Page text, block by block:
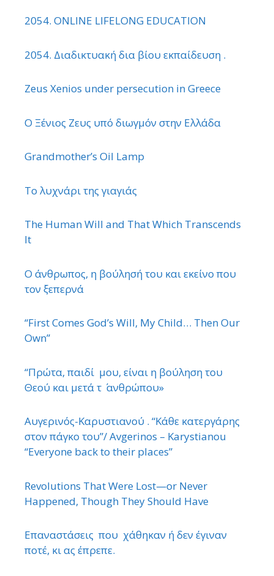
2054. ONLINE LIFELONG EDUCATION
2054. Διαδικτυακή δια βίου εκπαίδευση .
Zeus Xenios under persecution in Greece
Ο Ξένιος Ζευς υπό διωγμόν στην Ελλάδα
Grandmother’s Oil Lamp
Το λυχνάρι της γιαγιάς
The Human Will and That Which Transcends
It
Ο άνθρωπος, η βούλησή του και εκείνο που
τον ξεπερνά
“First Comes God’s Will, My Child… Then Our
Own”
“Πρώτα, παιδί μου, είναι η βούληση του
Θεού και μετά τ ΄ ανθρώπου»
Αυγερινός-Καρυστιανού . “Κάθε κατεργάρης
στον πάγκο του”/ Avgerinos – Karystianou
“Εveryone back to their places”
Revolutions That Were Lost—or Never
Happened, Though They Should Have
Επαναστάσεις που χάθηκαν ή δεν έγιναν
ποτέ, κι ας έπρεπε.